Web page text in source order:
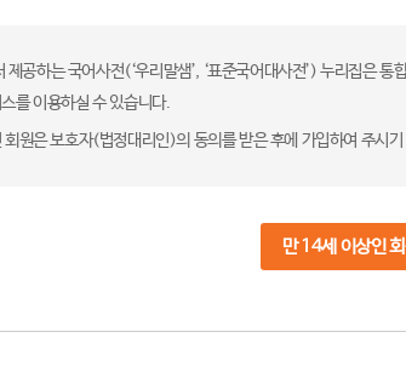
제공하는 국어사전(‘우리말샘’, ‘표준국어대사전’) 누리집은
를 이용하실 수 있습니다.
회원은 보호자(법정대리인)의 동의를 받은 후에 가입하여 주시기
만 14세 이상인